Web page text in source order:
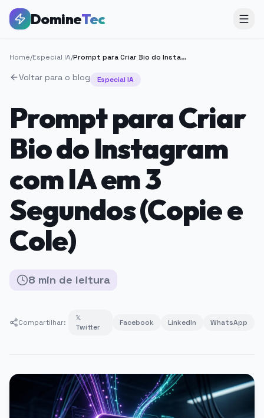
DomineTec
Home/Especial IA/ Prompt para Criar Bio do Instagram com IA em 3 Segundos (Copie e Cole)
Voltar para o blog Especial IA
Prompt para Criar
Bio do Instagram
com IA em 3
Segundos (Copie e
Cole)
8 min de leitura
Compartilhar:
𝕏
Twitter
Facebook LinkedIn WhatsApp